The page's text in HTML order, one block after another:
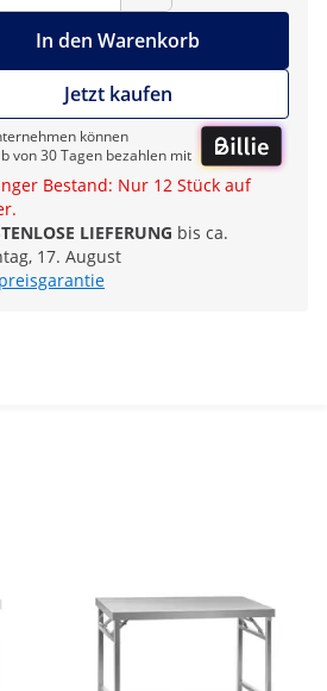
In den Warenkorb
Jetzt kaufen
können
von 30 Tagen bezahlen mit
Bestand: Nur 12 Stück auf
LIEFERUNG bis ca.
17. August